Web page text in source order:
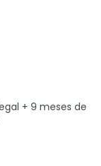
+ 9 meses de